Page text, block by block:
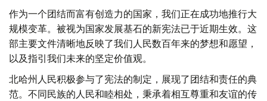
作为一个团结而富有创造力的国家，我们正在成功地推行大
规模变革。被视为国家发展基石的新宪法已于近期生效。这
部主要文件清晰地反映了我们人民数百年来的梦想和愿望，
以及指引我们未来的坚定价值观。
北哈州人民积极参与了宪法的制定，展现了团结和责任的典
范。不同民族的人民和睦相处，秉承着相互尊重和友谊的传